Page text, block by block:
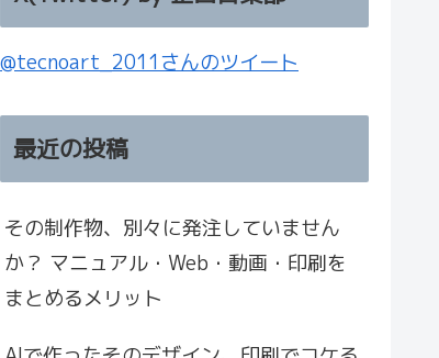
@tecnoart_2011さんのツイート
最近の投稿
その制作物、別々に発注していません
か？ マニュアル・Web・動画・印刷を
まとめるメリット